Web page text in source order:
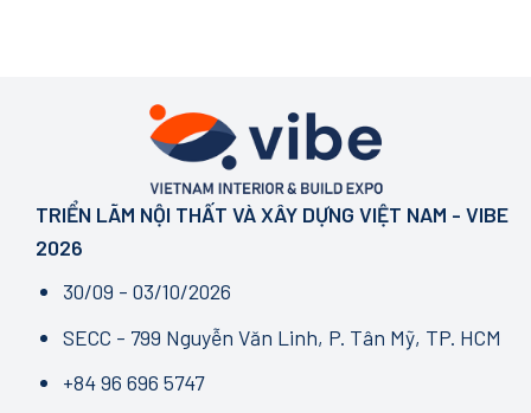
TRIỂN LÃM NỘI THẤT VÀ XÂY DỰNG VIỆT NAM - VIBE
2026
30/09 - 03/10/2026
SECC - 799 Nguyễn Văn Linh, P. Tân Mỹ, TP. HCM
+84 96 696 5747